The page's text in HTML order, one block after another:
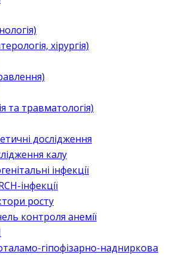
хірургія)
та травматологія)
дослідження
калу
інфекції
інфекції
росту
контроля анемії
гіпофізарно-надниркова